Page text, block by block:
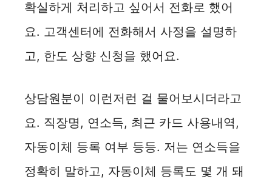
확실하게 처리하고 싶어서 전화로 했어
요. 고객센터에 전화해서 사정을 설명하
고, 한도 상향 신청을 했어요.
상담원분이 이런저런 걸 물어보시더라고
요. 직장명, 연소득, 최근 카드 사용내역,
자동이체 등록 여부 등등. 저는 연소득을
정확히 말하고, 자동이체 등록도 몇 개 돼